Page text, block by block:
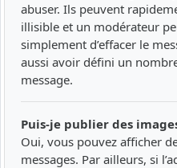
abuser. Ils peuvent
illisible et un modérateur
simplement d’effacer le
aussi avoir défini un
message.
Puis-je publier des
Oui, vous pouvez afficher
messages. Par ailleurs, si